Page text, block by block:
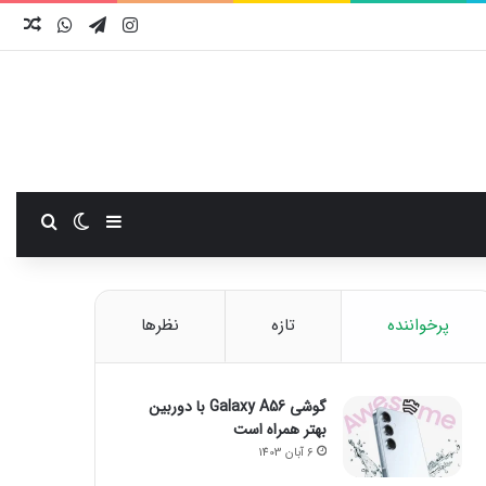
اینستاگرام
تلگرام واتس
سایدبارتغییر
پرخواننده تازه نظرها
گوشی Galaxy A56 با دوربین
بهتر همراه است
6 آبان 1403